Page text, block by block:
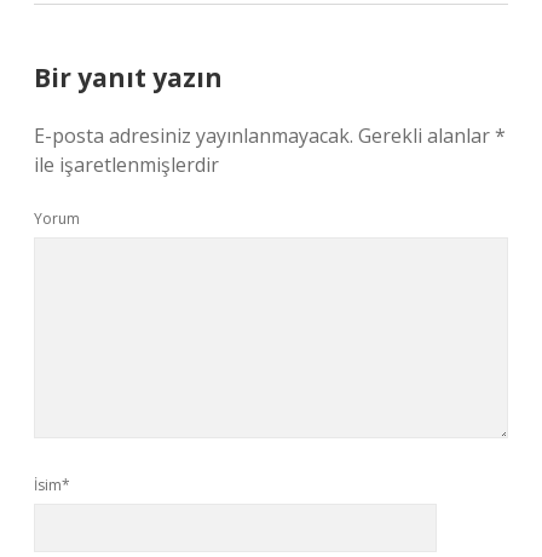
Bir yanıt yazın
E-posta adresiniz yayınlanmayacak. Gerekli alanlar*
ile işaretlenmişlerdir
Yorum
İsim*